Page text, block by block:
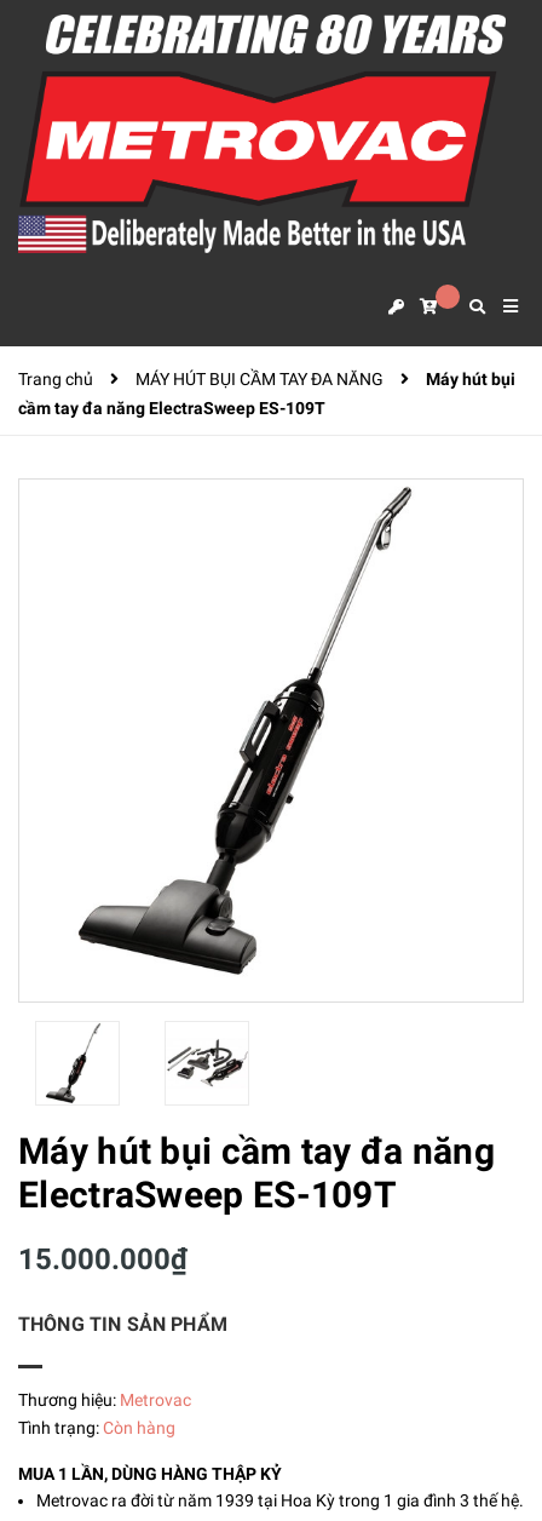
Trang chủ MÁY HÚT BỤI CẦM TAY ĐA NĂNG
Máy hút bụi
cầm tay đa năng ElectraSweep ES-109T
Máy hút bụi cầm tay đa năng
ElectraSweep ES-109T
15.000.000₫
THÔNG TIN SẢN PHẨM
Thương hiệu: Metrovac
Tình trạng:Còn hàng
MUA 1 LẦN, DÙNG HÀNG THẬP KỶ
Metrovac ra đời từ năm 1939 tại Hoa Kỳ trong 1 gia đình 3 thế hệ.